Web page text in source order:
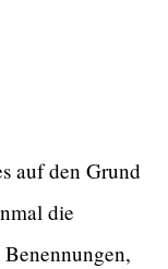
auf den Grund
die